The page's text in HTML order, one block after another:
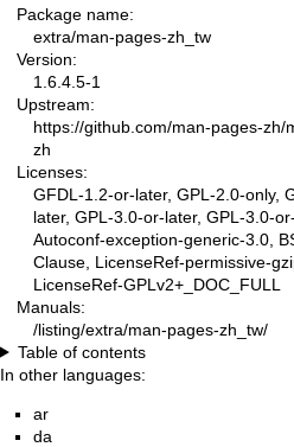
Package name:
extra/man-pages-zh_tw
Version:
1.6.4.5-1
Upstream:
https://github.com/man-pages-zh/
zh
Licenses:
GFDL-1.2-or-later, GPL-2.0-only,
later, GPL-3.0-or-later, GPL-3.0-
Autoconf-exception-generic-3.0,
Clause, LicenseRef-permissive-
LicenseRef-GPLv2+_DOC_FULL
Manuals:
/listing/extra/man-pages-zh_tw/
Table of contents
In other languages:
ar
da